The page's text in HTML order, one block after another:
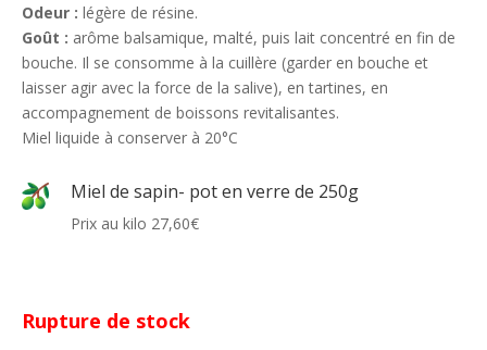
Odeur : légère de résine.
Goût : arôme balsamique, malté, puis lait concentré en fin de
bouche. Il se consomme à la cuillère (garder en bouche et
laisser agir avec la force de la salive), en tartines, en
accompagnement de boissons revitalisantes.
Miel liquide à conserver à 20°C
Miel de sapin- pot en verre de 250g
Prix au kilo 27,60€
Rupture de stock